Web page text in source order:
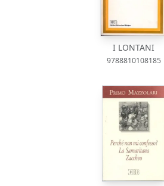
I LONTANI
9788810108185